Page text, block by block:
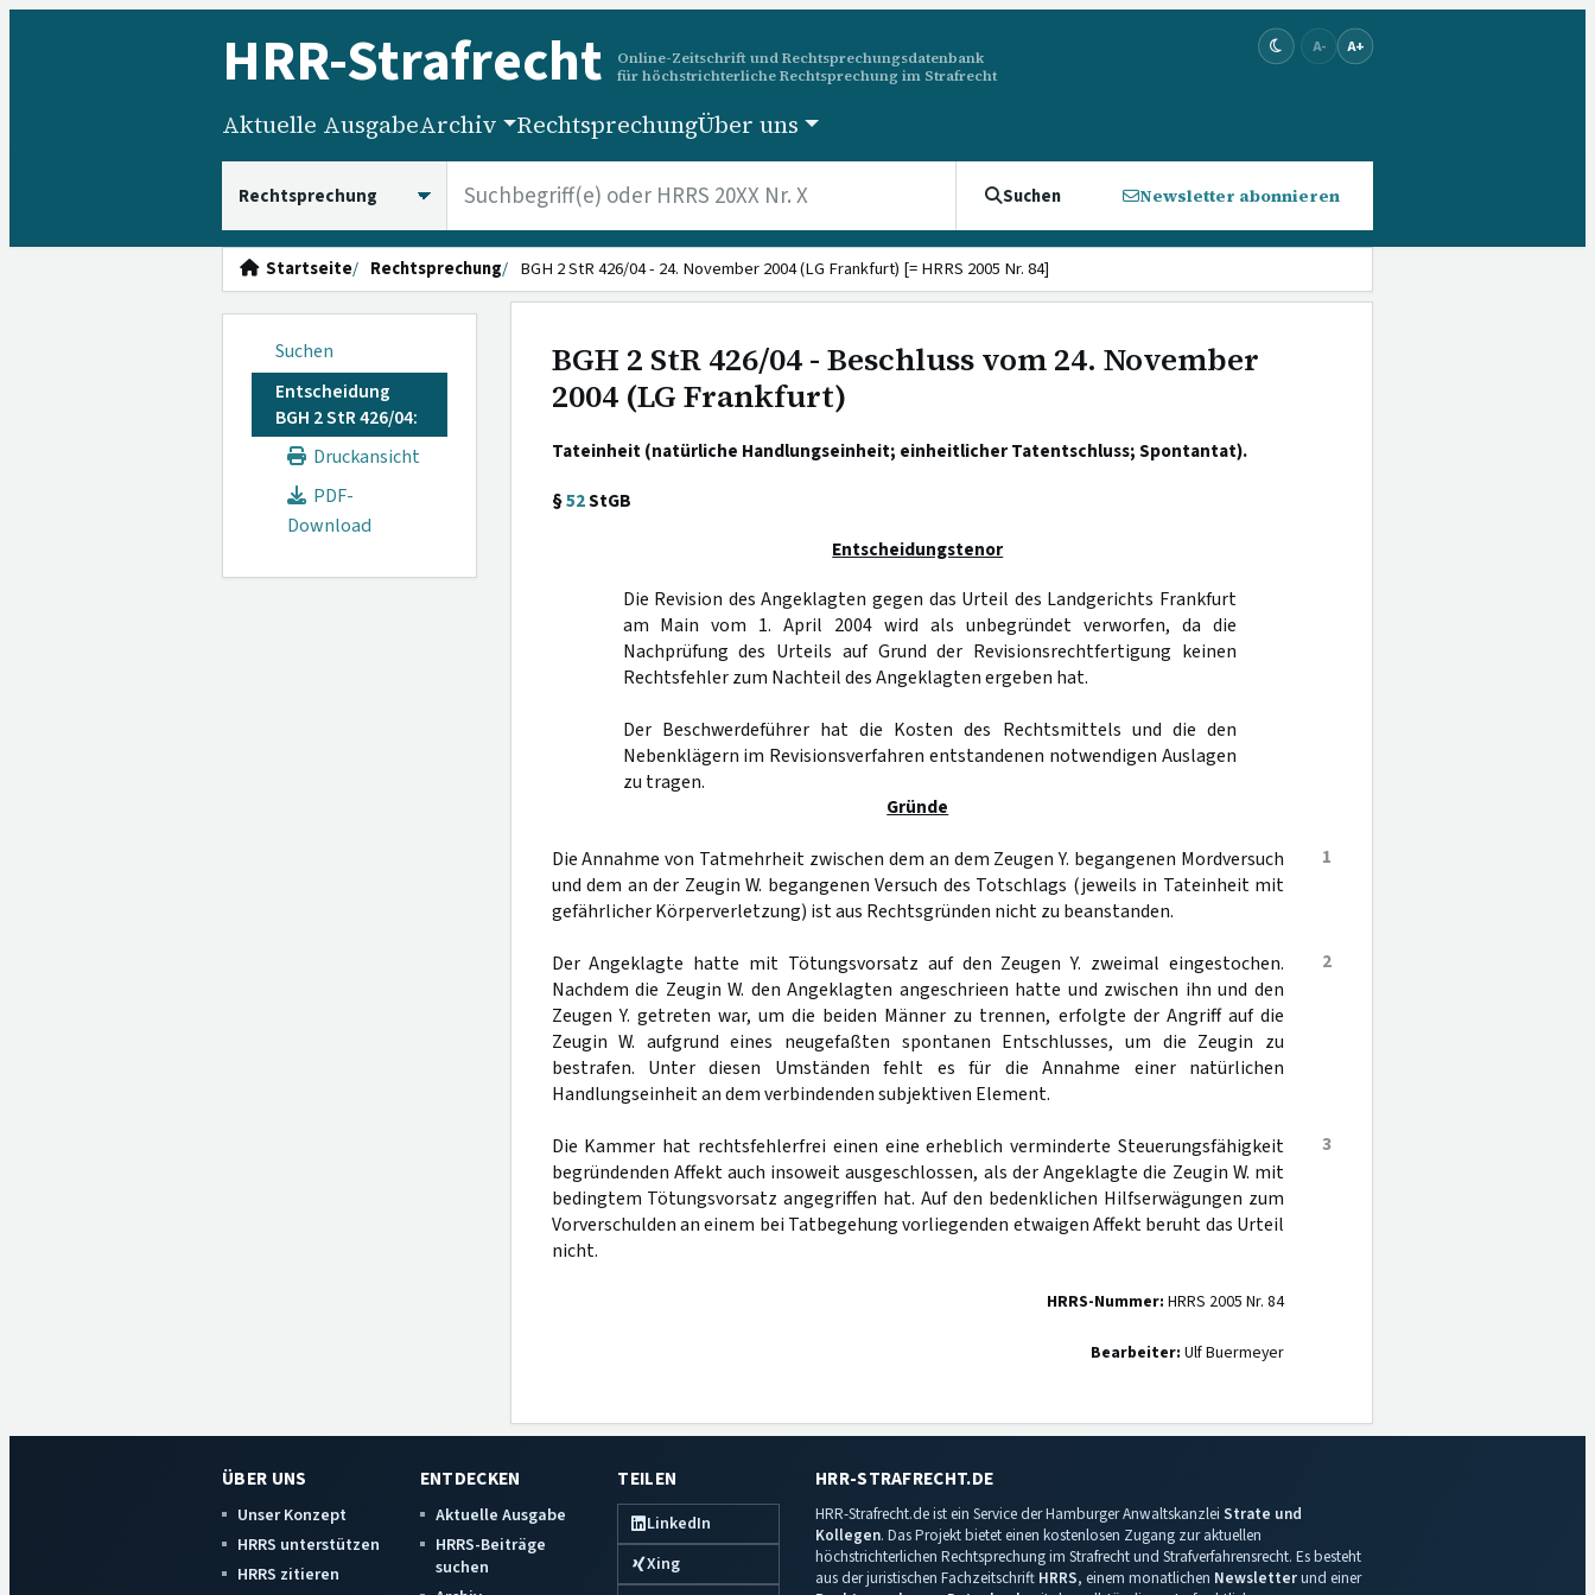
HRR-Strafrecht
Online-Zeitschrift und Rechtsprechungsdatenbank
für höchstrichterliche Rechtsprechung im Strafrecht
A- A+
Aktuelle AusgabeArchiv RechtsprechungÜber uns
Suchen Newsletter abonnieren
Startseite Rechtsprechung BGH 2 StR 426/04 - 24. November 2004 (LG Frankfurt) [= HRRS 2005 Nr. 84]
Suchen
Entscheidung
BGH 2 StR 426/04:
Druckansicht
PDF-
Download
BGH 2 StR 426/04 - Beschluss vom 24. November
2004 (LG Frankfurt)
Tateinheit (natürliche Handlungseinheit; einheitlicher Tatentschluss; Spontantat).
§52StGB
Entscheidungstenor
Die Revision des Angeklagten gegen das Urteil des Landgerichts Frankfurt
am Main vom 1. April 2004 wird als unbegründet verworfen, da die
Nachprüfung des Urteils auf Grund der Revisionsrechtfertigung keinen
Rechtsfehler zum Nachteil des Angeklagten ergeben hat.
Der Beschwerdeführer hat die Kosten des Rechtsmittels und die den
Nebenklägern im Revisionsverfahren entstandenen notwendigen Auslagen
zu tragen.
Gründe
1
Die Annahme von Tatmehrheit zwischen dem an dem Zeugen Y. begangenen Mordversuch
und dem an der Zeugin W. begangenen Versuch des Totschlags (jeweils in Tateinheit mit
gefährlicher Körperverletzung) ist aus Rechtsgründen nicht zu beanstanden.
2
Der Angeklagte hatte mit Tötungsvorsatz auf den Zeugen Y. zweimal eingestochen.
Nachdem die Zeugin W. den Angeklagten angeschrieen hatte und zwischen ihn und den
Zeugen Y. getreten war, um die beiden Männer zu trennen, erfolgte der Angriff auf die
Zeugin W. aufgrund eines neugefaßten spontanen Entschlusses, um die Zeugin zu
bestrafen. Unter diesen Umständen fehlt es für die Annahme einer natürlichen
Handlungseinheit an dem verbindenden subjektiven Element.
3
Die Kammer hat rechtsfehlerfrei einen eine erheblich verminderte Steuerungsfähigkeit
begründenden Affekt auch insoweit ausgeschlossen, als der Angeklagte die Zeugin W. mit
bedingtem Tötungsvorsatz angegriffen hat. Auf den bedenklichen Hilfserwägungen zum
Vorverschulden an einem bei Tatbegehung vorliegenden etwaigen Affekt beruht das Urteil
nicht.
HRRS-Nummer: HRRS 2005 Nr. 84
Bearbeiter: Ulf Buermeyer
ÜBER UNS
Unser Konzept
HRRS unterstützen
HRRS zitieren
ENTDECKEN
Aktuelle Ausgabe
HRRS-Beiträge
suchen
TEILEN
LinkedIn
Xing
HRR-STRAFRECHT.DE
HRR-Strafrecht.de ist ein Service der Hamburger Anwaltskanzlei Strate und
Kollegen. Das Projekt bietet einen kostenlosen Zugang zur aktuellen
höchstrichterlichen Rechtsprechung im Strafrecht und Strafverfahrensrecht. Es besteht
aus der juristischen Fachzeitschrift HRRS, einem monatlichen Newsletterund einer